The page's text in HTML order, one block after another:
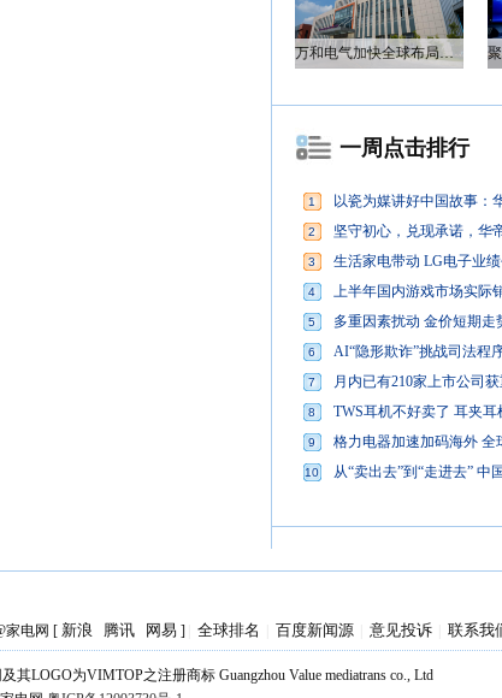
万和电气加快全球布局，海外营收占比升至四成
一周点击排行
1 以瓷为媒讲好中国故事：
2 坚守初心，兑现承诺，华
3 生活家电带动 LG电子业
4 上半年国内游戏市场实际
5 多重因素扰动 金价短期走
6 AI“隐形欺诈”挑战司法程
7 月内已有210家上市公司
8 TWS耳机不好卖了 耳夹
9 格力电器加速加码海外 全
10 从“卖出去”到“走进去” 中
家电网 [ 新浪 腾讯 网易 ] 全球排名 百度新闻源 意见投诉 联系我
其LOGO为VIMTOP之注册商标 Guangzhou Value mediatrans co., Ltd